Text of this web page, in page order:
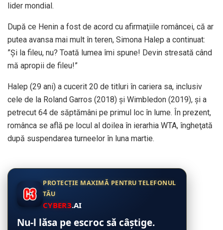
lider mondial.
După ce Henin a fost de acord cu afirmaţiile româncei, că ar
putea avansa mai mult în teren, Simona Halep a continuat:
”Şi la fileu, nu? Toată lumea îmi spune! Devin stresată când
mă apropii de fileu!”
Halep (29 ani) a cucerit 20 de titluri în cariera sa, inclusiv
cele de la Roland Garros (2018) şi Wimbledon (2019), şi a
petrecut 64 de săptămâni pe primul loc în lume. În prezent,
românca se află pe locul al doilea în ierarhia WTA, îngheţată
după suspendarea turneelor în luna martie.
PROTECȚIE MAXIMĂ PENTRU TELEFONUL
TĂU
CYBER3.AI
Nu-l lăsa pe escroc să câștige.